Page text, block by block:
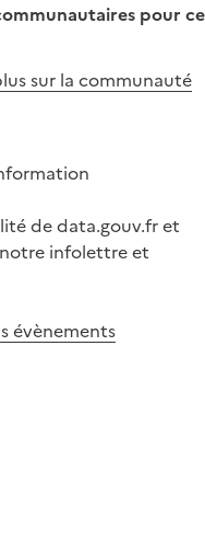
pour ce
sur la communauté
de data.gouv.fr et
notre infolettre et
évènements